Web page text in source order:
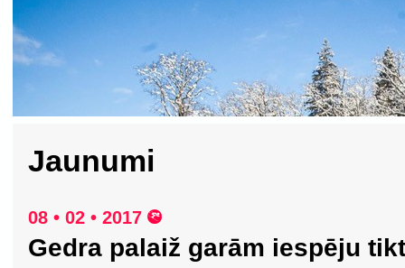
Jaunumi
08 • 02 • 2017
Gedra palaiž garām iespēju